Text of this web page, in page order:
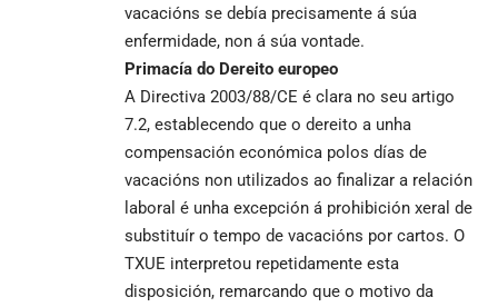
vacacións se debía precisamente á súa
enfermidade, non á súa vontade.
Primacía do Dereito europeo
A Directiva 2003/88/CE é clara no seu artigo
7.2, establecendo que o dereito a unha
compensación económica polos días de
vacacións non utilizados ao finalizar a relación
laboral é unha excepción á prohibición xeral de
substituír o tempo de vacacións por cartos. O
TXUE interpretou repetidamente esta
disposición, remarcando que o motivo da